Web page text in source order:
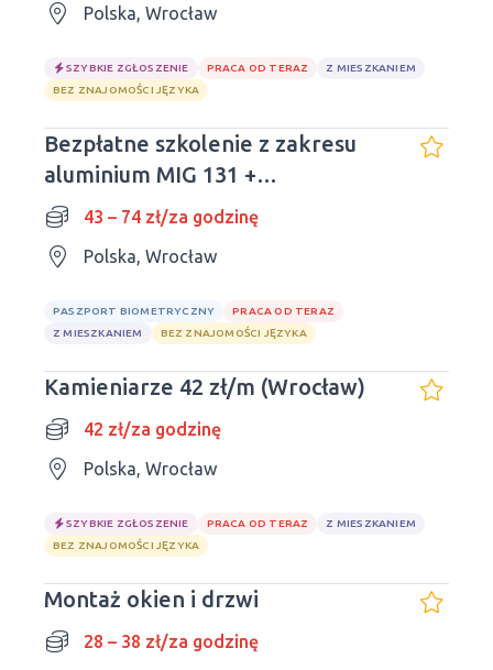
Polska, Wrocław
SZYBKIE ZGŁOSZENIE PRACA OD TERAZ
Z MIESZKANIEM
BEZ ZNAJOMOŚCI JĘZYKA
Bezpłatne szkolenie z zakresu
aluminium MIG 131 +
pośrednictwo pracy!
43 – 74 zł/za godzinę
Polska, Wrocław
PASZPORT BIOMETRYCZNY
PRACA OD TERAZ
Z MIESZKANIEM
BEZ ZNAJOMOŚCI JĘZYKA
Kamieniarze 42 zł/m (Wrocław)
42 zł/za godzinę
Polska, Wrocław
SZYBKIE ZGŁOSZENIE PRACA OD TERAZ
Z MIESZKANIEM
BEZ ZNAJOMOŚCI JĘZYKA
Montaż okien i drzwi
28 – 38 zł/za godzinę